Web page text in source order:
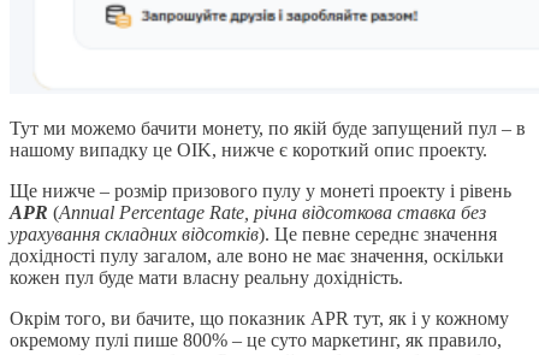
Тут ми можемо бачити монету, по якій буде запущений пул – в
нашому випадку це OIK, нижче є короткий опис проекту.
Ще нижче – розмір призового пулу у монеті проекту і рівень
APR (Annual Percentage Rate, річна відсоткова ставка без
урахування складних відсотків). Це певне середнє значення
дохідності пулу загалом, але воно не має значення, оскільки
кожен пул буде мати власну реальну дохідність.
Окрім того, ви бачите, що показник APR тут, як і у кожному
окремому пулі пише 800% – це суто маркетинг, як правило,